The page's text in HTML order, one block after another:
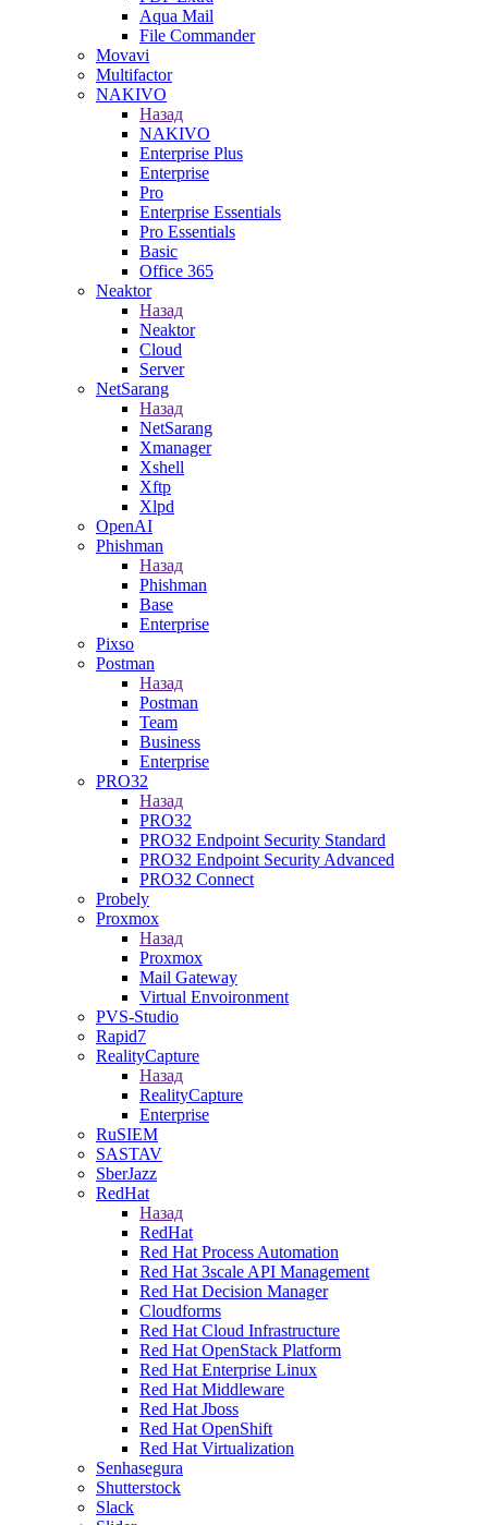
Aqua Mail
File Commander
Movavi
Multifactor
NAKIVO
Назад
NAKIVO
Enterprise Plus
Enterprise
Pro
Enterprise Essentials
Pro Essentials
Basic
Office 365
Neaktor
Назад
Neaktor
Cloud
Server
NetSarang
Назад
NetSarang
Xmanager
Xshell
Xftp
Xlpd
OpenAI
Phishman
Назад
Phishman
Base
Enterprise
Pixso
Postman
Назад
Postman
Team
Business
Enterprise
PRO32
Назад
PRO32
PRO32 Endpoint Security Standard
PRO32 Endpoint Security Advanced
PRO32 Connect
Probely
Proxmox
Назад
Proxmox
Mail Gateway
Virtual Envoironment
PVS-Studio
Rapid7
RealityCapture
Назад
RealityCapture
Enterprise
RuSIEM
SASTAV
SberJazz
RedHat
Назад
RedHat
Red Hat Process Automation
Red Hat 3scale API Management
Red Hat Decision Manager
Cloudforms
Red Hat Cloud Infrastructure
Red Hat OpenStack Platform
Red Hat Enterprise Linux
Red Hat Middleware
Red Hat Jboss
Red Hat OpenShift
Red Hat Virtualization
Senhasegura
Shutterstock
Slack